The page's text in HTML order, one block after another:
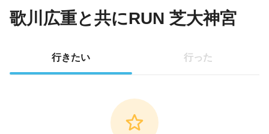
歌川広重と共にRUN 芝大神宮
行きたい 行った